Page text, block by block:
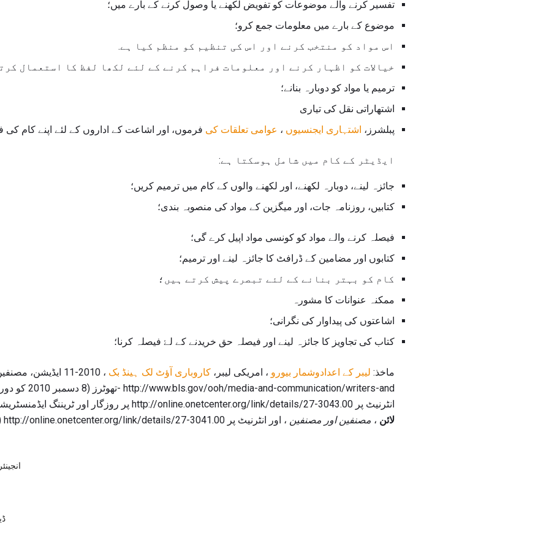
تفسیر کرنے والے موضوعات کو تفویض لکھنے یا وصول کرنے کے بارے میں؛
موضوع کے بارے میں معلومات جمع کرو؛
اس مواد کو منتخب کرنے اور اس کی تنظیم کو منظم کیا ہے.
خیالات کو اظہار کرنے اور معلومات فراہم کرنے کے لئے لکھا لفظ کا استعمال
ترمیم یا مواد کو دوبارہ بنانے؛
اشتھاراتی نقل کی تیاری
پبلشرز، اشتہاری ایجنسیوں ، عوامی تعلقات کی فرموں، اور اشاعت کے اداروں کے لئے اپنے کام
ایڈیٹر کے کام میں شامل ہوسکتا ہے:
جائزہ لینے، دوبارہ لکھنے، اور لکھنے والوں کے کام میں ترمیم کریں؛
کتابیں، روزنامہ جات، اور میگزین کے مواد کی منصوبہ بندی؛
فیصلہ کرنے والے مواد کو کونسی مواد اپیل کرے گی؛
کتابوں اور مضامین کے ڈرافٹ کا جائزہ لینے اور ترمیم؛
کام کو بہتر بنانے کے لئے تبصرے پیش کرتے ہیں؛
ممکنہ عنوانات کا مشورہ
اشاعتوں کی پیداوار کی نگرانی؛
کتاب کی تجاویز کا جائزہ لینے اور فیصلہ حق خریدنے کے لۓ فیصلہ کرنا؛
ماخذ: لیبر کے اعدادوشمار بیورو ، امریکی لیبر، کاروباری آؤٹ لک ہینڈ بک
، 2010-11 ایڈیشن،
http://www.bls.gov/ooh/media-and-communication/writers-and -تھوٹرز (8 دسمبر 2010 کو دورہ).
انٹرنیٹ پر http://online.onetcenter.org/link/details/27-3043.00 پر روزگار اور ٹریننگ ایڈمنسٹریشن، امریکی لیبر،
لائن ، مصنفین اور مصنفین ، اور انٹرنیٹ پر http://online.onetcenter.org/link/details/27-3041.00 (دسمبر 8، 2010 کو دورہ).